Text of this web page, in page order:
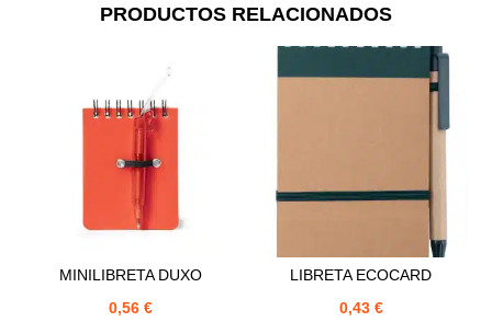
PRODUCTOS RELACIONADOS
MINILIBRETA DUXO
0,56€
LIBRETA ECOCARD
0,43 €